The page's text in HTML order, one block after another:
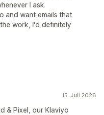
I ask.
and want emails that
work, I'd definitely
15. Juli 2026
& Pixel, our Klaviyo